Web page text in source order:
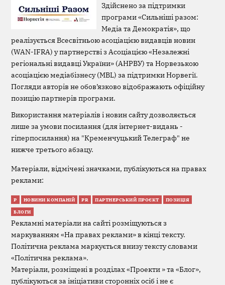
Здійснено за підтримки
програми «Сильніші разом:
Медіа та Демократія», що
реалізується Всесвітньою асоціацією видавців новин
(WAN-IFRA) у партнерстві з Асоціацією «Незалежні
регіональні видавці України» (АНРВУ) та Норвезькою
асоціацією медіабізнесу (MBL) за підтримки Норвегії.
Погляди авторів не обов’язково відображають офіційну
позицію партнерів програми.
Використання матеріалів і новин сайту дозволяється
лише за умови посилання (для інтернет-видань -
гіперпосилання) на "Кременчуцький Телеграф" не
нижче третього абзацу.
Матеріали, відмічені значками, публікуються на правах
реклами:
Р НОВИНИ КОМПАНІЙ PR ПАРТНЕРСЬКИЙ ПРОЄКТ ПОЗИЦІЯ
БЛОГИ
Рекламні матеріали на сайті розміщуються з
маркуванням «На правах реклами» в кінці тексту.
Політична реклама маркується внизу тексту словами
«Політична реклама».
Матеріали, розміщені в розділах «Проекти » та «Блог»,
публікуються за ініціативи сторонніх осіб і не є